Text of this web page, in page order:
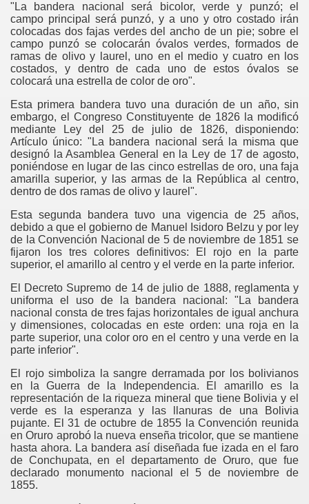
"La bandera nacional será bicolor, verde y punzó; el
campo principal será punzó, y a uno y otro costado irán
colocadas dos fajas verdes del ancho de un pie; sobre el
campo punzó se colocarán óvalos verdes, formados de
ramas de olivo y laurel, uno en el medio y cuatro en los
costados, y dentro de cada uno de estos óvalos se
colocará una estrella de color de oro".
Esta primera bandera tuvo una duración de un año, sin
embargo, el Congreso Constituyente de 1826 la modificó
mediante Ley del 25 de julio de 1826, disponiendo:
Artículo único: "La bandera nacional será la misma que
designó la Asamblea General en la Ley de 17 de agosto,
poniéndose en lugar de las cinco estrellas de oro, una faja
amarilla superior, y las armas de la República al centro,
dentro de dos ramas de olivo y laurel".
Esta segunda bandera tuvo una vigencia de 25 años,
debido a que el gobierno de Manuel Isidoro Belzu y por ley
de la Convención Nacional de 5 de noviembre de 1851 se
fijaron los tres colores definitivos: El rojo en la parte
superior, el amarillo al centro y el verde en la parte inferior.
El Decreto Supremo de 14 de julio de 1888, reglamenta y
uniforma el uso de la bandera nacional: "La bandera
nacional consta de tres fajas horizontales de igual anchura
y dimensiones, colocadas en este orden: una roja en la
parte superior, una color oro en el centro y una verde en la
parte inferior".
El rojo simboliza la sangre derramada por los bolivianos
en la Guerra de la Independencia. El amarillo es la
representación de la riqueza mineral que tiene Bolivia y el
verde es la esperanza y las llanuras de una Bolivia
pujante. El 31 de octubre de 1855 la Convención reunida
en Oruro aprobó la nueva enseña tricolor, que se mantiene
hasta ahora. La bandera así diseñada fue izada en el faro
de Conchupata, en el departamento de Oruro, que fue
declarado monumento nacional el 5 de noviembre de
1855.